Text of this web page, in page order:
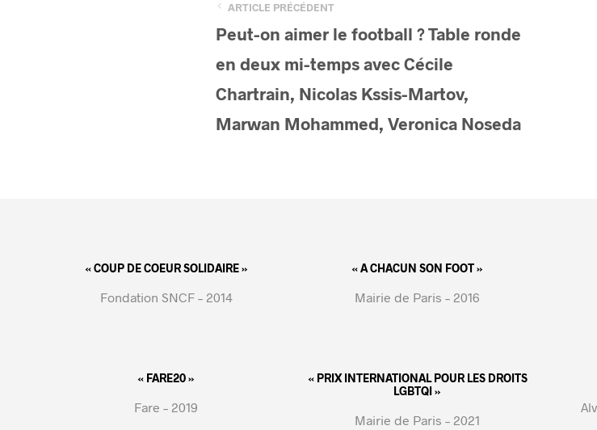
ARTICLE PRÉCÉDENT
Peut-on aimer le football ? Table ronde
en deux mi-temps avec Cécile
Chartrain, Nicolas Kssis-Martov,
Marwan Mohammed, Veronica Noseda
« COUP DE COEUR SOLIDAIRE »
Fondation SNCF – 2014
« A CHACUN SON FOOT »
Mairie de Paris – 2016
« FARE20 »
Fare – 2019
« PRIX INTERNATIONAL POUR LES DROITS
LGBTQI »
Mairie de Paris – 2021